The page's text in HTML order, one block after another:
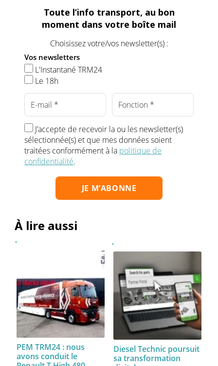
Toute l’info transport, au bon
moment dans votre boîte mail
Choisissez votre/vos newsletter(s) :
Vos newsletters
L'Instantané TRM24
Le 18h
J’accepte de recevoir la ou les newsletter(s)
sélectionnée(s) et que mes données soient
traitées conformément à la politique de
confidentialité.
À lire aussi
PEM TRM24 : nous
avons conduit le
Diesel Technic poursuit
sa transformation